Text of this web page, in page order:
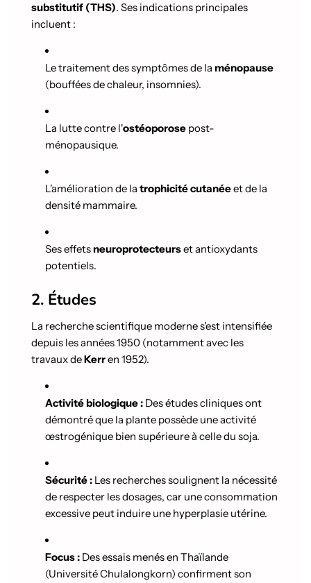
substitutif (THS). Ses indications principales
incluent :
Le traitement des symptômes de la ménopause
(bouffées de chaleur, insomnies).
La lutte contre l'ostéoporose post-
ménopausique.
L'amélioration de la trophicité cutanéeet de la
densité mammaire.
Ses effetsneuroprotecteurset antioxydants
potentiels.
2. Études
La recherche scientifique moderne s'est intensifiée
depuis les années 1950 (notamment avec les
travaux deKerren 1952).
Activité biologique : Des études cliniques ont
démontré que la plante possède une activité
œstrogénique bien supérieure à celle du soja.
Sécurité : Les recherches soulignent la nécessité
de respecter les dosages, car une consommation
excessive peut induire une hyperplasie utérine.
Focus : Des essais menés en Thaïlande
(Université Chulalongkorn) confirment son